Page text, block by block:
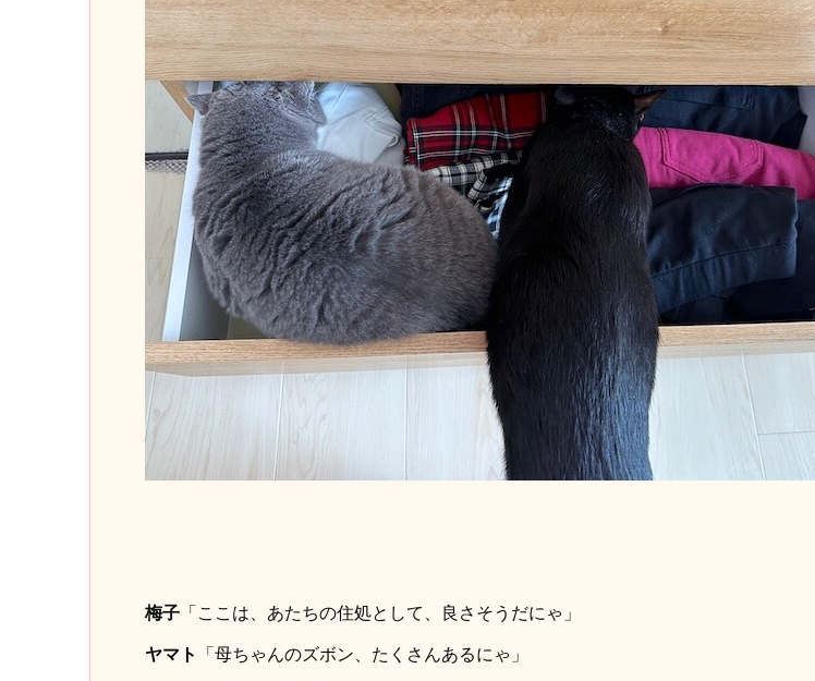
梅子「ここは、あたちの住処として、良さそうだにゃ」
ヤマト 「母ちゃんのズボン、たくさんあるにゃ」